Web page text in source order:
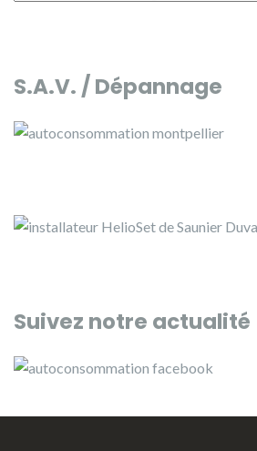
S.A.V. / Dépannage
Suivez notre actualité